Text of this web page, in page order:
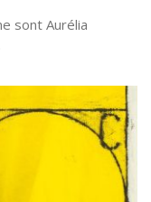
sont Aurélia